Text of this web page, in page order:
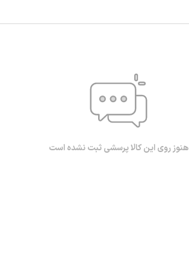
هنوز روی این کالا پرسشی ثبت نشده است